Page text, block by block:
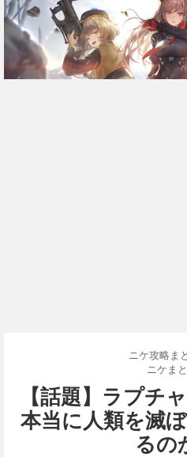
ニケ攻略ま
ニケま
【話題】ラプチ
本当に人類を滅
るの